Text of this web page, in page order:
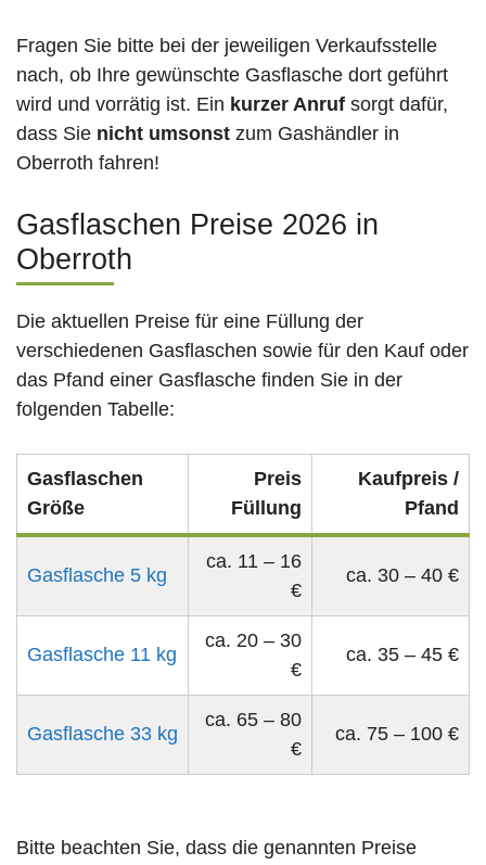
Fragen Sie bitte bei der jeweiligen Verkaufsstelle
nach, ob Ihre gewünschte Gasflasche dort geführt
wird und vorrätig ist. Ein kurzer Anruf sorgt dafür,
dass Sie nicht umsonst zum Gashändler in
Oberroth fahren!
Gasflaschen Preise 2026 in
Oberroth
Die aktuellen Preise für eine Füllung der
verschiedenen Gasflaschen sowie für den Kauf oder
das Pfand einer Gasflasche finden Sie in der
folgenden Tabelle:
Gasflaschen
Größe
Preis
Füllung
Kaufpreis /
Pfand
Gasflasche 5 kg
ca. 11 – 16
€
ca. 30 – 40 €
Gasflasche 11 kg
ca. 20 – 30
€
ca. 35 – 45 €
Gasflasche 33 kg
ca. 65 – 80
€
ca. 75 – 100 €
Bitte beachten Sie, dass die genannten Preise